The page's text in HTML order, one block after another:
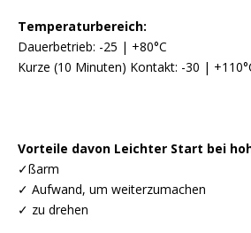
Temperaturbereich:
Dauerbetrieb: -25 | +80°C
Kurze (10 Minuten) Kontakt: -30 |
Vorteile davon Leichter Start bei
✓ßarm
✓ Aufwand, um weiterzumachen
✓ zu drehen